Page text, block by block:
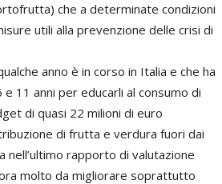
che a determinate condizioni
utili alla prevenzione delle crisi di
anno è in corso in Italia e che ha
11 anni per educarli al consumo di
di quasi 22 milioni di euro
di frutta e verdura fuori dai
nell’ultimo rapporto di valutazione
molto da migliorare soprattutto